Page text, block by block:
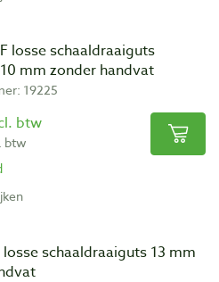
losse schaaldraaiguts
mm zonder handvat
19225
btw
btw
schaaldraaiguts 13 mm